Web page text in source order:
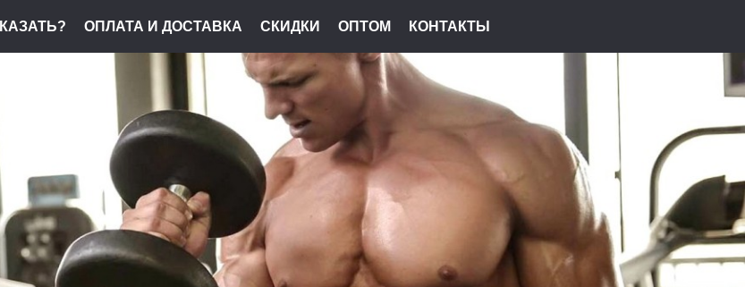
ОПЛАТА И ДОСТАВКА СКИДКИ ОПТОМ КОНТАКТЫ